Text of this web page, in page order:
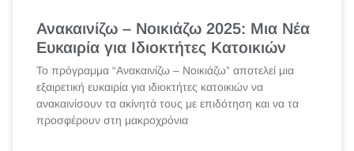
Ανακαινίζω – Νοικιάζω 2025: Μια Νέα
Ευκαιρία για Ιδιοκτήτες Κατοικιών
Το πρόγραμμα “Ανακαινίζω – Νοικιάζω” αποτελεί μια
εξαιρετική ευκαιρία για ιδιοκτήτες κατοικιών να
ανακαινίσουν τα ακίνητά τους με επιδότηση και να τα
προσφέρουν στη μακροχρόνια